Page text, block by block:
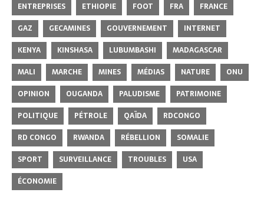
ENTREPRISES
ETHIOPIE FOOT FRA
FRANCE
GAZ
GECAMINES GOUVERNEMENT
INTERNET
KENYA
KINSHASA LUBUMBASHI
MADAGASCAR
MALI
MARCHE MINES MÉDIAS NATURE
ONU
OPINION
OUGANDA PALUDISME
PATRIMOINE
POLITIQUE
PÉTROLE QAÏDA
RDCONGO
RD CONGO
RWANDA RÉBELLION
SOMALIE
SPORT
SURVEILLANCE TROUBLES
USA
ÉCONOMIE